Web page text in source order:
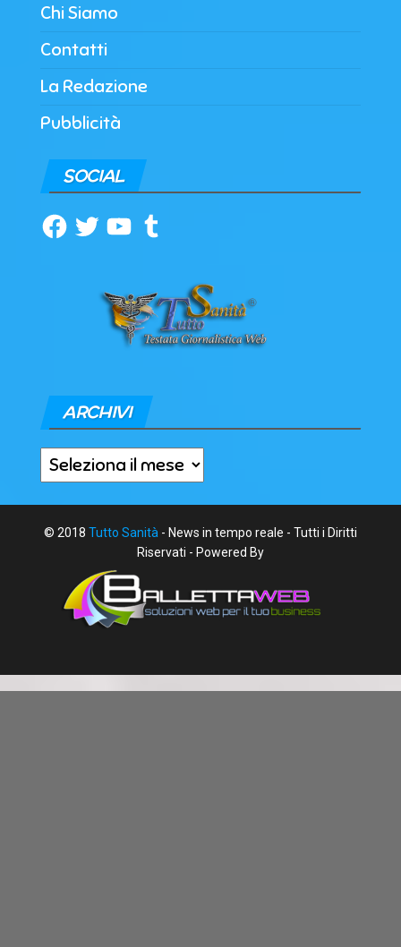
Chi Siamo
Contatti
La Redazione
Pubblicità
SOCIAL
Facebook
TwitterYouTubeTumblr
ARCHIVI
Archivi
© 2018 Tutto Sanità - News in tempo reale - Tutti i Diritti
Riservati - Powered By